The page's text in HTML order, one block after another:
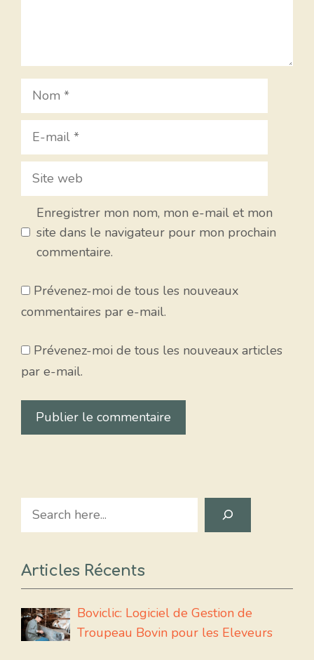
Nom
E-
Site
Enregistrer mon nom, mon e-mail et mon
site dans le navigateur pour mon prochain
commentaire.
Prévenez-moi de tous les nouveaux
commentaires par e-mail.
Prévenez-moi de tous les nouveaux articles
par e-mail.
Search
Articles Récents
Boviclic: Logiciel de Gestion de
Troupeau Bovin pour les Eleveurs